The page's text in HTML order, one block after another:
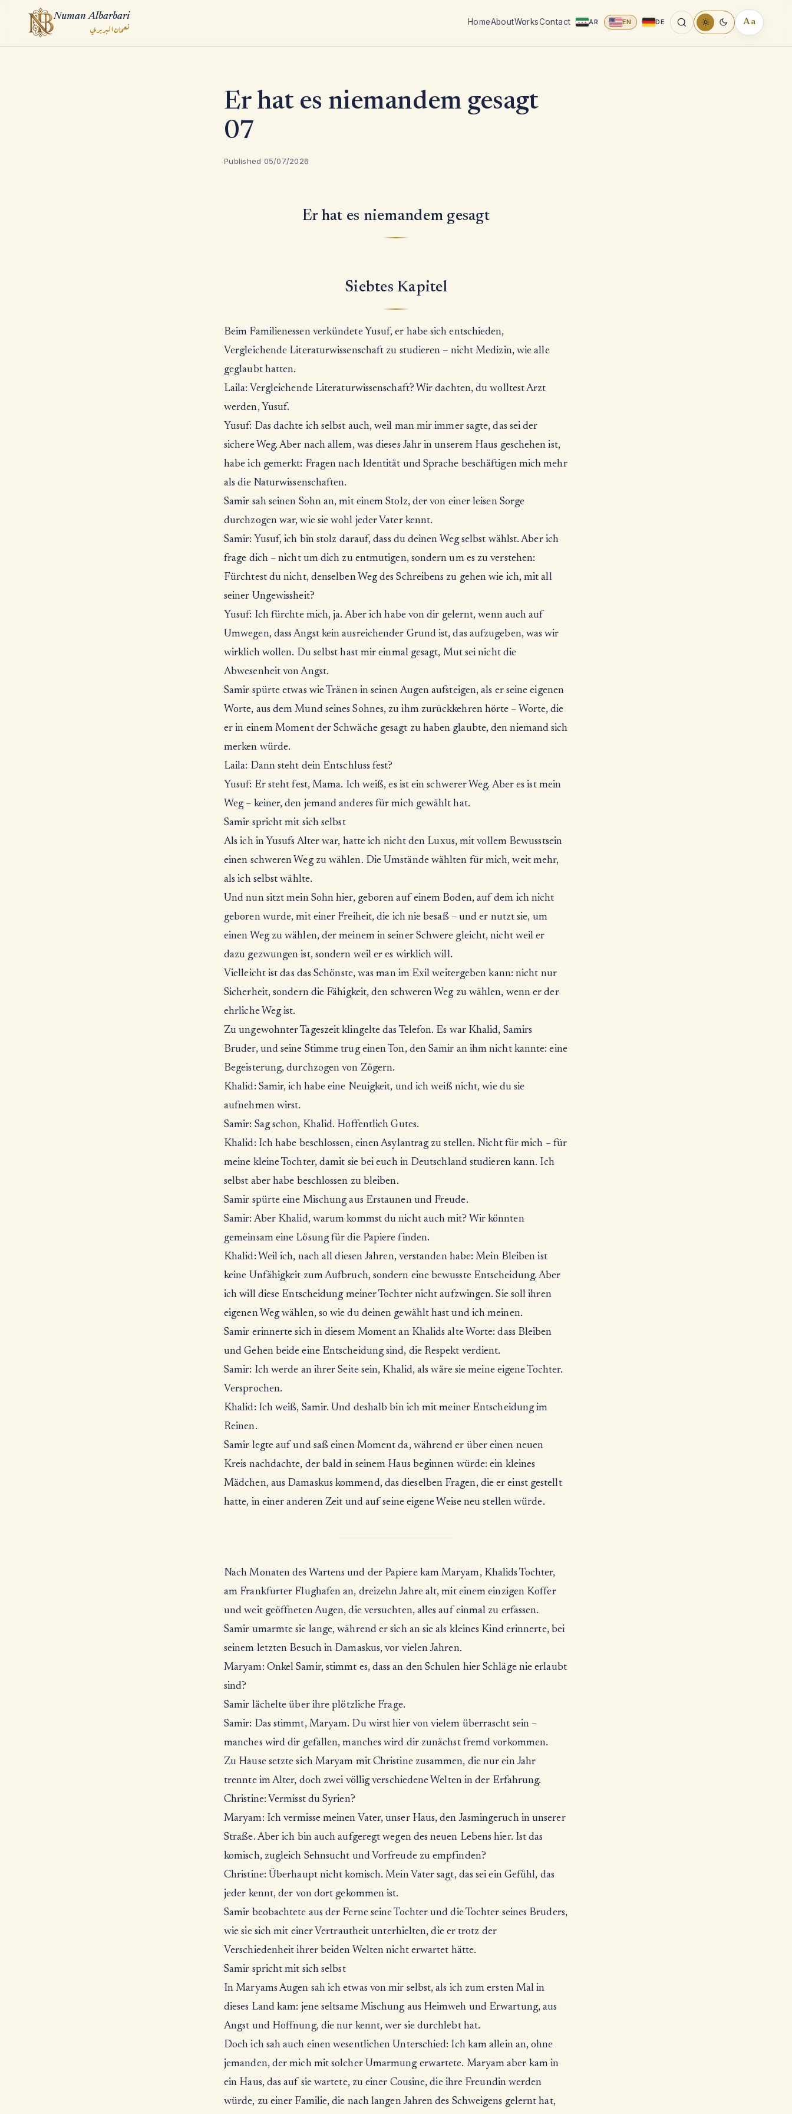
Numan Albarbari
نعمان البربري HomeAboutWorksContact AR EN DE AaREADING
TOOLS
Er hat es niemandem gesagt
07
Published 05/07/2026
Er hat es niemandem gesagt
Siebtes Kapitel
Beim Familienessen verkündete Yusuf, er habe sich entschieden,
Vergleichende Literaturwissenschaft zu studieren – nicht Medizin, wie alle
geglaubt hatten.
Laila: Vergleichende Literaturwissenschaft? Wir dachten, du wolltest Arzt
werden, Yusuf.
Yusuf: Das dachte ich selbst auch, weil man mir immer sagte, das sei der
sichere Weg. Aber nach allem, was dieses Jahr in unserem Haus geschehen ist,
habe ich gemerkt: Fragen nach Identität und Sprache beschäftigen mich mehr
als die Naturwissenschaften.
Samir sah seinen Sohn an, mit einem Stolz, der von einer leisen Sorge
durchzogen war, wie sie wohl jeder Vater kennt.
Samir: Yusuf, ich bin stolz darauf, dass du deinen Weg selbst wählst. Aber ich
frage dich – nicht um dich zu entmutigen, sondern um es zu verstehen:
Fürchtest du nicht, denselben Weg des Schreibens zu gehen wie ich, mit all
seiner Ungewissheit?
Yusuf: Ich fürchte mich, ja. Aber ich habe von dir gelernt, wenn auch auf
Umwegen, dass Angst kein ausreichender Grund ist, das aufzugeben, was wir
wirklich wollen. Du selbst hast mir einmal gesagt, Mut sei nicht die
Abwesenheit von Angst.
Samir spürte etwas wie Tränen in seinen Augen aufsteigen, als er seine eigenen
Worte, aus dem Mund seines Sohnes, zu ihm zurückkehren hörte – Worte, die
er in einem Moment der Schwäche gesagt zu haben glaubte, den niemand sich
merken würde.
Laila: Dann steht dein Entschluss fest?
Yusuf: Er steht fest, Mama. Ich weiß, es ist ein schwerer Weg. Aber es ist mein
Weg – keiner, den jemand anderes für mich gewählt hat.
Samir spricht mit sich selbst
Als ich in Yusufs Alter war, hatte ich nicht den Luxus, mit vollem Bewusstsein
einen schweren Weg zu wählen. Die Umstände wählten für mich, weit mehr,
als ich selbst wählte.
Und nun sitzt mein Sohn hier, geboren auf einem Boden, auf dem ich nicht
geboren wurde, mit einer Freiheit, die ich nie besaß – und er nutzt sie, um
einen Weg zu wählen, der meinem in seiner Schwere gleicht, nicht weil er
dazu gezwungen ist, sondern weil er es wirklich will.
Vielleicht ist das das Schönste, was man im Exil weitergeben kann: nicht nur
Sicherheit, sondern die Fähigkeit, den schweren Weg zu wählen, wenn er der
ehrliche Weg ist.
Zu ungewohnter Tageszeit klingelte das Telefon. Es war Khalid, Samirs
Bruder, und seine Stimme trug einen Ton, den Samir an ihm nicht kannte: eine
Begeisterung, durchzogen von Zögern.
Khalid: Samir, ich habe eine Neuigkeit, und ich weiß nicht, wie du sie
aufnehmen wirst.
Samir: Sag schon, Khalid. Hoffentlich Gutes.
Khalid: Ich habe beschlossen, einen Asylantrag zu stellen. Nicht für mich – für
meine kleine Tochter, damit sie bei euch in Deutschland studieren kann. Ich
selbst aber habe beschlossen zu bleiben.
Samir spürte eine Mischung aus Erstaunen und Freude.
Samir: Aber Khalid, warum kommst du nicht auch mit? Wir könnten
gemeinsam eine Lösung für die Papiere finden.
Khalid: Weil ich, nach all diesen Jahren, verstanden habe: Mein Bleiben ist
keine Unfähigkeit zum Aufbruch, sondern eine bewusste Entscheidung. Aber
ich will diese Entscheidung meiner Tochter nicht aufzwingen. Sie soll ihren
eigenen Weg wählen, so wie du deinen gewählt hast und ich meinen.
Samir erinnerte sich in diesem Moment an Khalids alte Worte: dass Bleiben
und Gehen beide eine Entscheidung sind, die Respekt verdient.
Samir: Ich werde an ihrer Seite sein, Khalid, als wäre sie meine eigene Tochter.
Versprochen.
Khalid: Ich weiß, Samir. Und deshalb bin ich mit meiner Entscheidung im
Reinen.
Samir legte auf und saß einen Moment da, während er über einen neuen
Kreis nachdachte, der bald in seinem Haus beginnen würde: ein kleines
Mädchen, aus Damaskus kommend, das dieselben Fragen, die er einst gestellt
hatte, in einer anderen Zeit und auf seine eigene Weise neu stellen würde.
Nach Monaten des Wartens und der Papiere kam Maryam, Khalids Tochter,
am Frankfurter Flughafen an, dreizehn Jahre alt, mit einem einzigen Koffer
und weit geöffneten Augen, die versuchten, alles auf einmal zu erfassen.
Samir umarmte sie lange, während er sich an sie als kleines Kind erinnerte, bei
seinem letzten Besuch in Damaskus, vor vielen Jahren.
Maryam: Onkel Samir, stimmt es, dass an den Schulen hier Schläge nie erlaubt
sind?
Samir lächelte über ihre plötzliche Frage.
Samir: Das stimmt, Maryam. Du wirst hier von vielem überrascht sein –
manches wird dir gefallen, manches wird dir zunächst fremd vorkommen.
Zu Hause setzte sich Maryam mit Christine zusammen, die nur ein Jahr
trennte im Alter, doch zwei völlig verschiedene Welten in der Erfahrung.
Christine: Vermisst du Syrien?
Maryam: Ich vermisse meinen Vater, unser Haus, den Jasmingeruch in unserer
Straße. Aber ich bin auch aufgeregt wegen des neuen Lebens hier. Ist das
komisch, zugleich Sehnsucht und Vorfreude zu empfinden?
Christine: Überhaupt nicht komisch. Mein Vater sagt, das sei ein Gefühl, das
jeder kennt, der von dort gekommen ist.
Samir beobachtete aus der Ferne seine Tochter und die Tochter seines Bruders,
wie sie sich mit einer Vertrautheit unterhielten, die er trotz der
Verschiedenheit ihrer beiden Welten nicht erwartet hätte.
Samir spricht mit sich selbst
In Maryams Augen sah ich etwas von mir selbst, als ich zum ersten Mal in
dieses Land kam: jene seltsame Mischung aus Heimweh und Erwartung, aus
Angst und Hoffnung, die nur kennt, wer sie durchlebt hat.
Doch ich sah auch einen wesentlichen Unterschied: Ich kam allein an, ohne
jemanden, der mich mit solcher Umarmung erwartete. Maryam aber kam in
ein Haus, das auf sie wartete, zu einer Cousine, die ihre Freundin werden
würde, zu einer Familie, die nach langen Jahren des Schweigens gelernt hat,